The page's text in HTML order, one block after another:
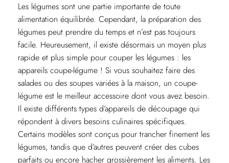
Les légumes sont une partie importante de toute
alimentation équilibrée. Cependant, la préparation des
légumes peut prendre du temps et n’est pas toujours
facile. Heureusement, il existe désormais un moyen plus
rapide et plus simple pour couper les légumes : les
appareils coupe-légume ! Si vous souhaitez faire des
salades ou des soupes variées à la maison, un coupe-
légume est le meilleur accessoire dont vous avez besoin.
Il existe différents types d’appareils de découpage qui
répondent à divers besoins culinaires spécifiques.
Certains modèles sont conçus pour trancher finement les
légumes, tandis que d’autres peuvent créer des cubes
parfaits ou encore hacher grossièrement les aliments. Les